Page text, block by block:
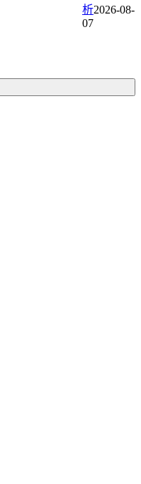
析2026-08-
07